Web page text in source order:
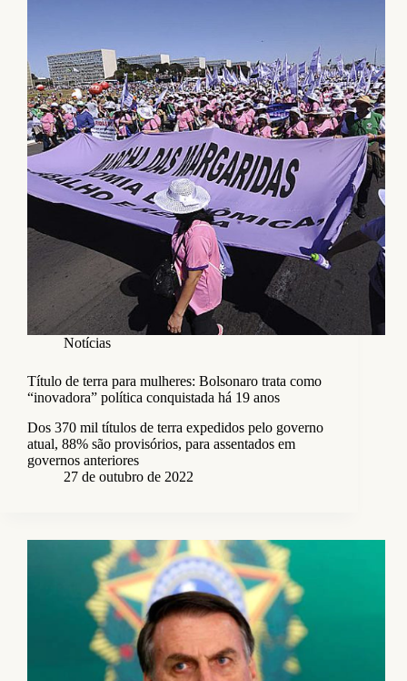
Notícias
Título de terra para mulheres: Bolsonaro trata como
“inovadora” política conquistada há 19 anos
Dos 370 mil títulos de terra expedidos pelo governo
atual, 88% são provisórios, para assentados em
governos anteriores
27 de outubro de 2022